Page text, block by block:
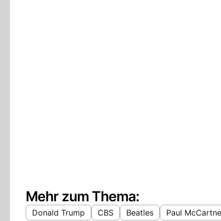
Mehr zum Thema:
Donald Trump CBS Beatles Paul